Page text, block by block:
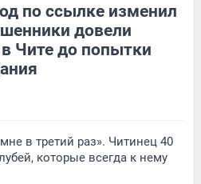
по ссылке изменил
довели
Чите до попытки
в третий раз». Читинец 40
которые всегда к нему